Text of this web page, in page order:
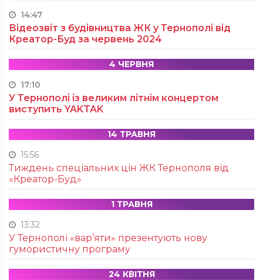
14:47
Відеозвіт з будівництва ЖК у Тернополі від
Креатор-Буд за червень 2024
4 ЧЕРВНЯ
17:10
У Тернополі із великим літнім концертом
виступить YAKTAK
14 ТРАВНЯ
15:56
Тиждень спеціальних цін ЖК Тернополя від
«Креатор-Буд»
1 ТРАВНЯ
13:32
У Тернополі «вар’яти» презентують нову
гумористичну програму
24 КВІТНЯ